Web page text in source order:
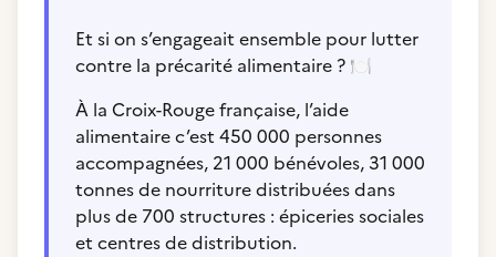
Et si on s’engageait ensemble pour lutter
contre la précarité alimentaire ? 🍽️
À la Croix-Rouge française, l’aide
alimentaire c’est 450 000 personnes
accompagnées, 21 000 bénévoles, 31 000
tonnes de nourriture distribuées dans
plus de 700 structures : épiceries sociales
et centres de distribution.